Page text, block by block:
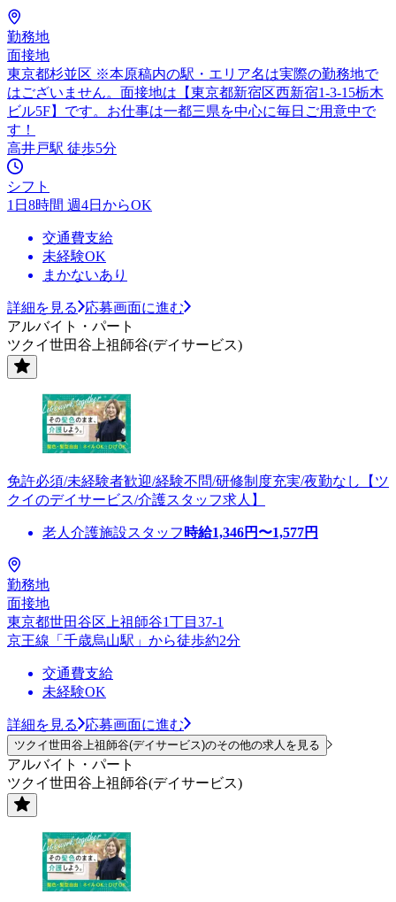
勤務地
面接地
東京都杉並区 ※本原稿内の駅・エリア名は実際の勤務地で
はございません。面接地は【東京都新宿区西新宿1-3-15栃木
ビル5F】です。お仕事は一都三県を中心に毎日ご用意中で
す！
高井戸駅 徒歩5分
シフト
1日8時間 週4日からOK
交通費支給
未経験OK
まかないあり
詳細を見る
応募画面に進む
アルバイト・パート
ツクイ世田谷上祖師谷(デイサービス)
免許必須/未経験者歓迎/経験不問/研修制度充実/夜勤なし【ツ
クイのデイサービス/介護スタッフ求人】
老人介護施設スタッフ 時給1,346円〜1,577円
勤務地
面接地
東京都世田谷区上祖師谷1丁目37-1
京王線「千歳烏山駅」から徒歩約2分
交通費支給
未経験OK
詳細を見る 応募画面に進む
ツクイ世田谷上祖師谷(デイサービス)のその他の求人を見る
アルバイト・パート
ツクイ世田谷上祖師谷(デイサービス)